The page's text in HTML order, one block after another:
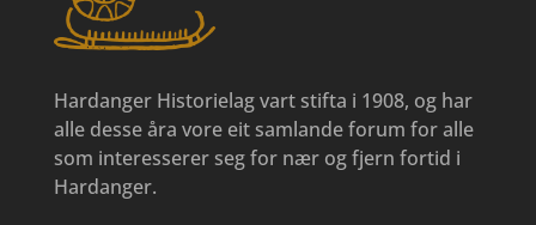
Hardanger Historielag vart stifta i 1908, og har
alle desse åra vore eit samlande forum for alle
som interesserer seg for nær og fjern fortid i
Hardanger.